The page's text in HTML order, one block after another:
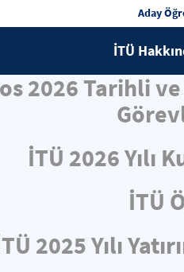
Aday
İTÜ
2026 Tarihli
İTÜ 2026 Yılı
İTÜ
2025 Yılı